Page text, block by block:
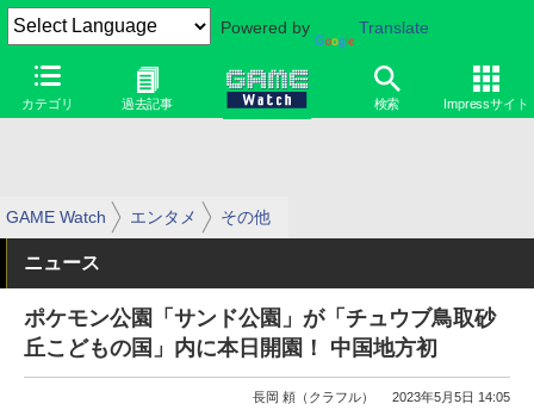
Powered by Translate
カテゴリ 過去記事 検索 Impressサイト
GAME Watch エンタメ その他
ニュース
ポケモン公園「サンド公園」が「チュウブ鳥取砂
丘こどもの国」内に本日開園！ 中国地方初
長岡 頼（クラフル） 2023年5月5日 14:05